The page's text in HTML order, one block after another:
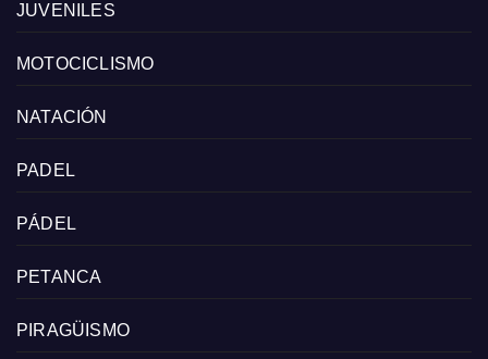
JUVENILES
MOTOCICLISMO
NATACIÓN
PADEL
PÁDEL
PETANCA
PIRAGÜISMO